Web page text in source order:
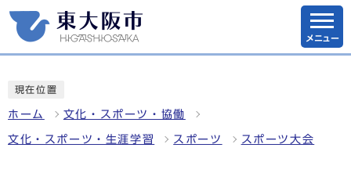
メニュー
現在位置
ホーム 文化・スポーツ・協働
文化・スポーツ・生涯学習 スポーツ スポーツ大会